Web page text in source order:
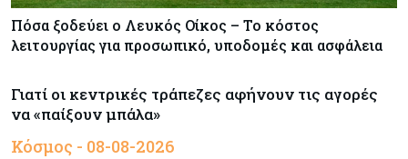
Πόσα ξοδεύει ο Λευκός Οίκος – Το κόστος
λειτουργίας για προσωπικό, υποδομές και ασφάλεια
Γιατί οι κεντρικές τράπεζες αφήνουν τις αγορές
να «παίξουν μπάλα»
Κόσμος - 08-08-2026